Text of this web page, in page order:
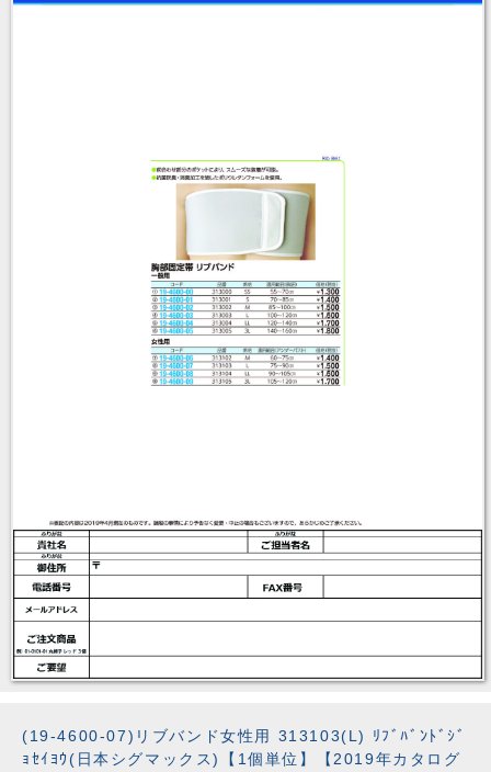
(19-4600-07)リブバンド女性用 313103(L) ﾘﾌﾞﾊﾞﾝﾄﾞｼﾞ
ｮｾｲﾖｳ(日本シグマックス)【1個単位】【2019年カタログ